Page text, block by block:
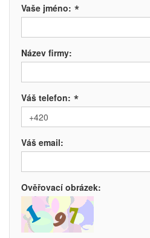
Vaše jméno: *
Název firmy:
Váš telefon: *
Váš email:
Ověřovací obrázek: